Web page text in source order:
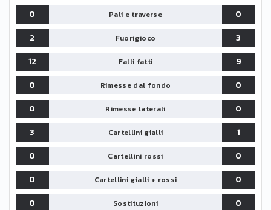
0 Pali e traverse
0
2
Fuorigioco
3
12
Falli fatti
9
0
Rimesse dal fondo
0
0
Rimesse laterali
0
3
Cartellini gialli
1
0
Cartellini rossi
0
0
Cartellini gialli + rossi
0
0
Sostituzioni 0